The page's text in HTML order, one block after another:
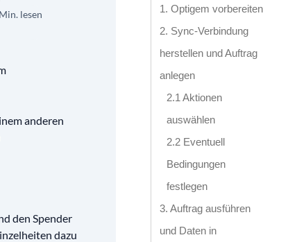
lesen
anderen
den Spender
dazu
1. Optigem vorbereiten
2. Sync-Verbindung
herstellen und Auftrag
anlegen
2.1 Aktionen
auswählen
2.2 Eventuell
Bedingungen
festlegen
3. Auftrag ausführen
und Daten in